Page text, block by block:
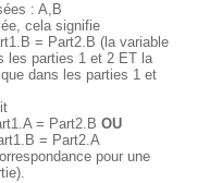
: A,B
cela signifie
= Part2.B (la variable
les parties 1 et 2 ET la
dans les parties 1 et
= Part2.B OU
= Part2.A
pour une